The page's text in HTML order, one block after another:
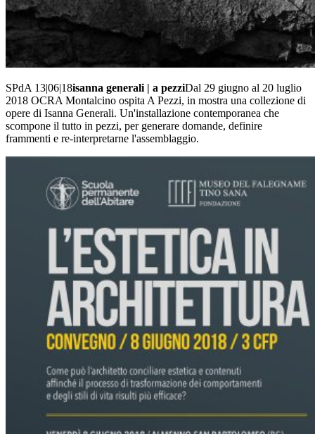
SPdA 13|06|18isanna generali | a pezziDal 29 giugno al 20 luglio
2018 OCRA Montalcino ospita A Pezzi, in mostra una collezione di
opere di Isanna Generali. Un'installazione contemporanea che
scompone il tutto in pezzi, per generare domande, definire
frammenti e re-interpretarne l'assemblaggio.